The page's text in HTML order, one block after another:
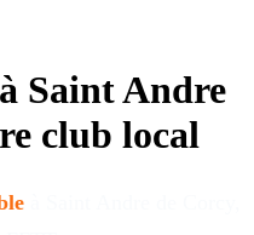
Saint Andre
club local